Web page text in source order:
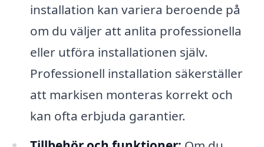
installation kan variera beroende på
om du väljer att anlita professionella
eller utföra installationen själv.
Professionell installation säkerställer
att markisen monteras korrekt och
kan ofta erbjuda garantier.